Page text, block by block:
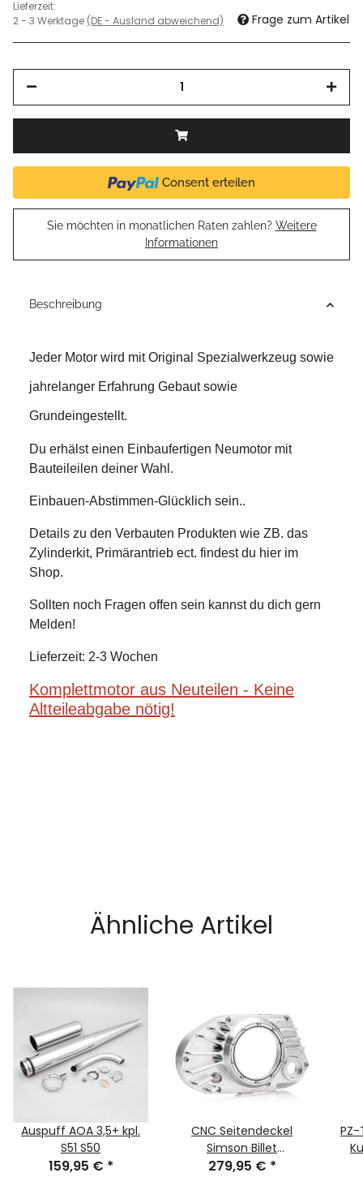
Lieferzeit:
2 - 3 Werktage (DE - Ausland abweichend) Frage zum Artikel
Consent erteilen
Sie möchten in monatlichen Raten zahlen? Weitere
Informationen
Beschreibung
Jeder Motor wird mit Original Spezialwerkzeug sowie
jahrelanger Erfahrung Gebaut sowie
Grundeingestellt.
Du erhälst einen Einbaufertigen Neumotor mit
Bauteileilen deiner Wahl.
Einbauen-Abstimmen-Glücklich sein..
Details zu den Verbauten Produkten wie ZB. das
Zylinderkit, Primärantrieb ect. findest du hier im
Shop.
Sollten noch Fragen offen sein kannst du dich gern
Melden!
Lieferzeit: 2-3 Wochen
Komplettmotor aus Neuteilen - Keine
Altteileabgabe nötig!
Ähnliche Artikel
Auspuff AOA 3,5+ kpl.
S51 S50
159,95 € *
CNC Seitendeckel
Simson Billet
Kupplungsseitendeckel
279,95 € *